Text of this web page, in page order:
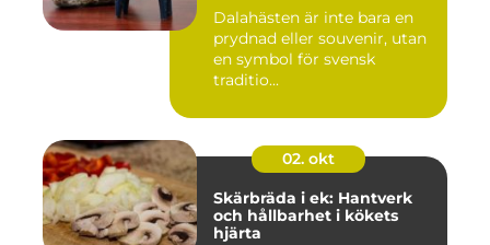
Dalahästen är inte bara en
prydnad eller souvenir, utan
en symbol för svensk
traditio...
02. okt
Skärbräda i ek: Hantverk
och hållbarhet i kökets
hjärta